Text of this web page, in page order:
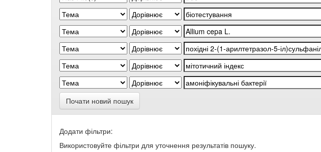
Почати новий пошук
Додати фільтри:
Використовуйте фільтри для уточнення результатів пошуку.